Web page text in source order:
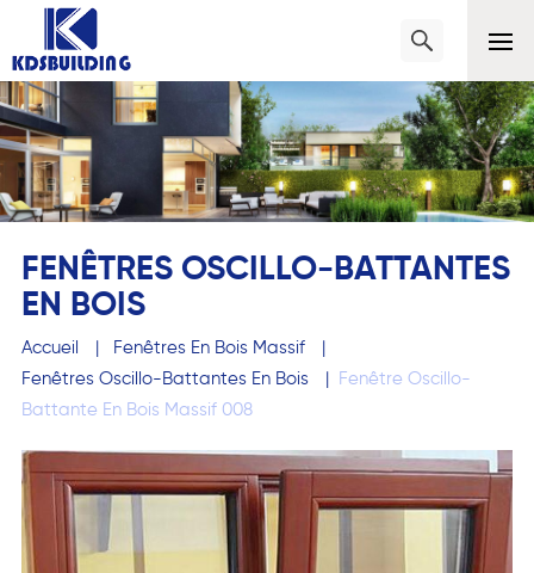
FENÊTRES OSCILLO-BATTANTES
EN BOIS
Accueil | Fenêtres En Bois Massif
|
Fenêtres Oscillo-Battantes En Bois
|
Fenêtre Oscillo-
Battante En Bois Massif 008